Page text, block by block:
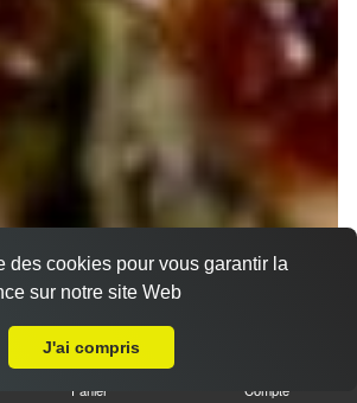
Panier Compte
des cookies pour vous garantir la
sur notre site Web
J'ai compris